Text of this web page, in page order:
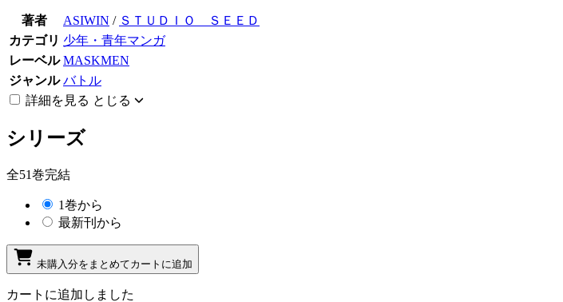
著者 ASIWIN / ＳＴＵＤＩＯ ＳＥＥＤ
カテゴリ 少年・青年マンガ
レーベル MASKMEN
ジャンル バトル
詳細を見る とじる
シリーズ
全51巻完結
1巻から
最新刊から
未購入分をまとめてカートに追加
カートに追加しました